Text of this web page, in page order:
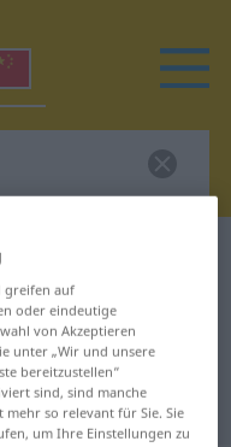
Übersetzung
greifen auf
oder eindeutige
von Akzeptieren
unter „Wir und unsere
bereitzustellen“
sind, sind manche
so relevant für Sie. Sie
um Ihre Einstellungen zu